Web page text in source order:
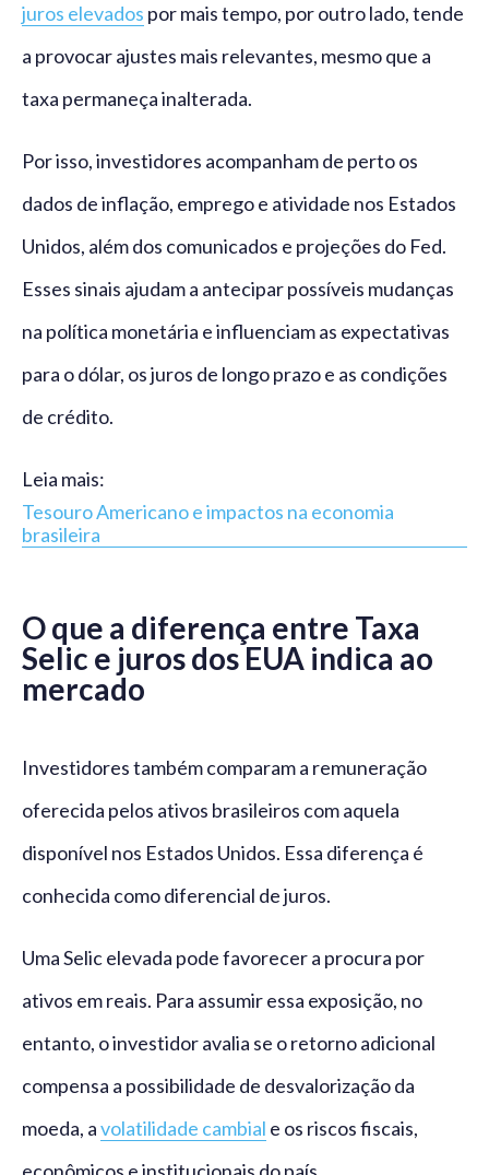
juros elevados por mais tempo, por outro lado, tende
a provocar ajustes mais relevantes, mesmo que a
taxa permaneça inalterada.
Por isso, investidores acompanham de perto os
dados de inflação, emprego e atividade nos Estados
Unidos, além dos comunicados e projeções do Fed.
Esses sinais ajudam a antecipar possíveis mudanças
na política monetária e influenciam as expectativas
para o dólar, os juros de longo prazo e as condições
de crédito.
Leia mais:
Tesouro Americano e impactos na economia
brasileira
O que a diferença entre Taxa
Selic e juros dos EUA indica ao
mercado
Investidores também comparam a remuneração
oferecida pelos ativos brasileiros com aquela
disponível nos Estados Unidos. Essa diferença é
conhecida como diferencial de juros.
Uma Selic elevada pode favorecer a procura por
ativos em reais. Para assumir essa exposição, no
entanto, o investidor avalia se o retorno adicional
compensa a possibilidade de desvalorização da
moeda, avolatilidade cambial e os riscos fiscais,